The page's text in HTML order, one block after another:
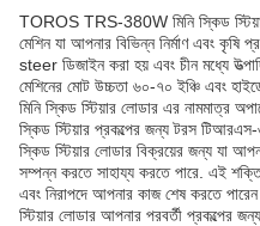
TOROS TRS-380W মিনি স্কিড
মেশিন যা আপনার বিভিন্ন নির্মাণ এবং
steer ডিজাইন করা হয় এবং চীন মধ্যে
মেশিনের মোট উচ্চতা ৬০-৭০ ইঞ্চি এবং
মিনি স্কিড স্টিয়ার লোডার এর নামমাত্র
স্কিড স্টিয়ার প্রকল্পের জন্য টরস
স্কিড স্টিয়ার লোডার বিক্রয়ের জন্য যা
সম্পন্ন করতে সাহায্য করতে পারে. এই
এবং নিরাপদে আপনার কাজ শেষ করতে
স্টিয়ার লোডার আপনার পরবর্তী প্রকল্পের